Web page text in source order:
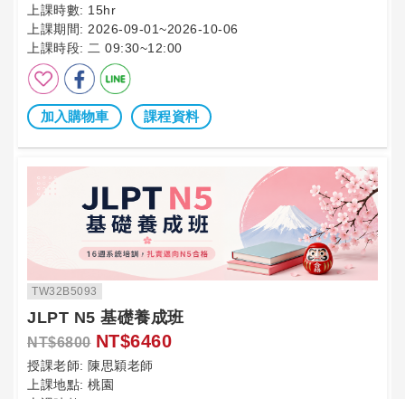
上課時數: 15hr
上課期間: 2026-09-01~2026-10-06
上課時段: 二 09:30~12:00
加入購物車 課程資料
TW32B5093
JLPT N5 基礎養成班
NT$6800 NT$6460
授課老師: 陳思穎老師
上課地點: 桃園